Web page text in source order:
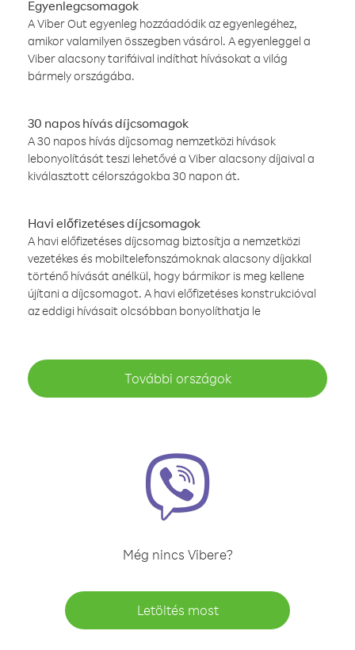
Egyenlegcsomagok
A Viber Out egyenleg hozzáadódik az egyenlegéhez,
amikor valamilyen összegben vásárol. A egyenleggel a
Viber alacsony tarifáival indíthat hívásokat a világ
bármely országába.
30 napos hívás díjcsomagok
A 30 napos hívás díjcsomag nemzetközi hívások
lebonyolítását teszi lehetővé a Viber alacsony díjaival a
kiválasztott célországokba 30 napon át.
Havi előfizetéses díjcsomagok
A havi előfizetéses díjcsomag biztosítja a nemzetközi
vezetékes és mobiltelefonszámoknak alacsony díjakkal
történő hívását anélkül, hogy bármikor is meg kellene
újítani a díjcsomagot. A havi előfizetéses konstrukcióval
az eddigi hívásait olcsóbban bonyolíthatja le
További országok
Még nincs Vibere?
Letöltés most